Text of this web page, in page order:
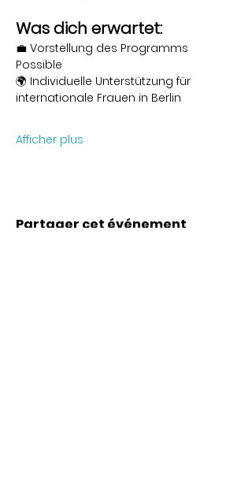
Was dich erwartet:
💼 Vorstellung des Programms
Possible
🌍 Individuelle Unterstützung für
internationale Frauen in Berlin
Afficher plus
Partager cet événement